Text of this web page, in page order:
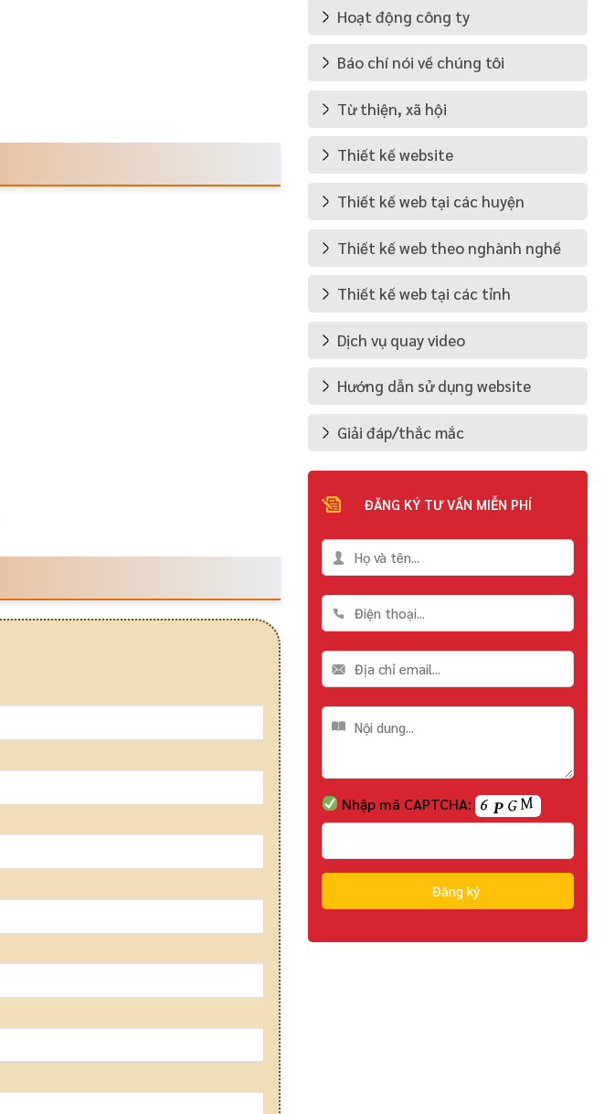
Hoạt động công ty
Báo chí nói về chúng tôi
Từ thiện, xã hội
Thiết kế website
Thiết kế web tại các huyện
Thiết kế web theo nghành nghề
Thiết kế web tại các tỉnh
Dịch vụ quay video
Hướng dẫn sử dụng website
Giải đáp/thắc mắc
ĐĂNG KÝ TƯ VẤN MIỄN PHÍ
Nhập mã CAPTCHA: